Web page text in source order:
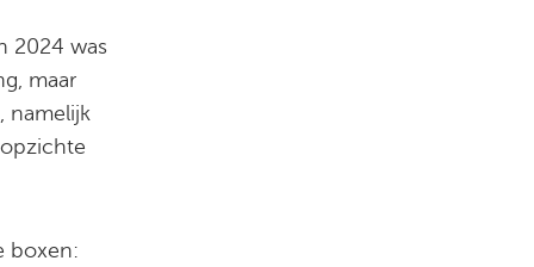
2024 was
maar
namelijk
boxen: